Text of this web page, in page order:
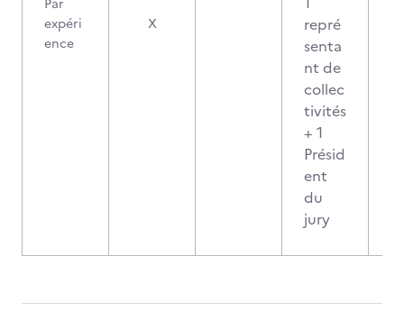
Par
expéri
ence
X
repré
senta
nt de
collec
tivités
+ 1
Présid
ent
du
jury